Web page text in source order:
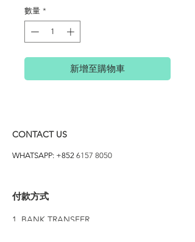
數量 *
新增至購物車
CONTACT US
WHATSAPP: +852 6157 8050
付款方式
1. BANK TRANSFER